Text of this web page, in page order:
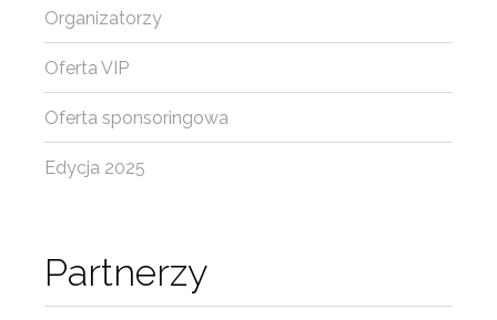
Partnerzy
Organizatorzy
Oferta VIP
Oferta sponsoringowa
Edycja 2025